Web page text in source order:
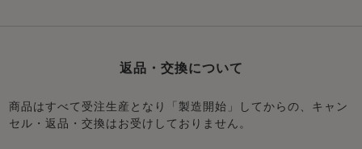
返品・交換について
商品はすべて受注生産となり「製造開始」してからの、キャン
セル・返品・交換はお受けしておりません。